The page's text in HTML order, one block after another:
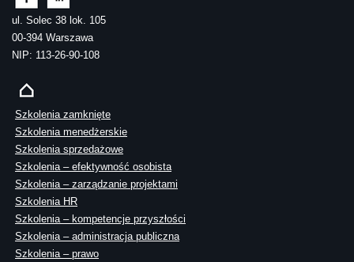
ul. Solec 38 lok. 105
00-394 Warszawa
NIP: 113-26-90-108
Szkolenia zamknięte
Szkolenia menedżerskie
Szkolenia sprzedażowe
Szkolenia – efektywność osobista
Szkolenia – zarządzanie projektami
Szkolenia HR
Szkolenia – kompetencje przyszłości
Szkolenia – administracja publiczna
Szkolenia – prawo